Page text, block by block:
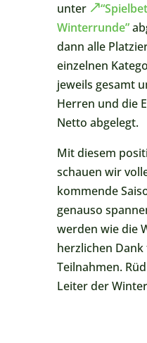
unter
Winterrunde”
dann alle
einzelnen
jeweils gesamt
Herren und die
Netto abgelegt.
Mit diesem
schauen wir
kommende
genauso
werden wie die
herzlichen
Teilnahmen.
Leiter der